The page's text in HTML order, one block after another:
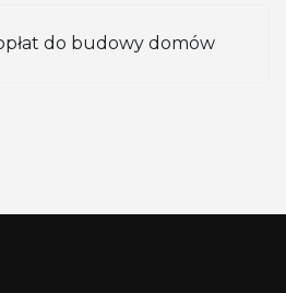
do budowy domów